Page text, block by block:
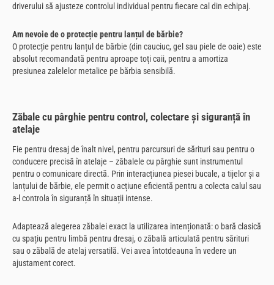
driverului să ajusteze controlul individual pentru fiecare cal din echipaj.
Am nevoie de o protecție pentru lanțul de bărbie?
O protecție pentru lanțul de bărbie (din cauciuc, gel sau piele de oaie) este
absolut recomandată pentru aproape toți caii, pentru a amortiza
presiunea zalelelor metalice pe bărbia sensibilă.
Zăbale cu pârghie pentru control, colectare și siguranță în
atelaje
Fie pentru dresaj de înalt nivel, pentru parcursuri de sărituri sau pentru o
conducere precisă în atelaje – zăbalele cu pârghie sunt instrumentul
pentru o comunicare directă. Prin interacțiunea piesei bucale, a tijelor și a
lanțului de bărbie, ele permit o acțiune eficientă pentru a colecta calul sau
a-l controla în siguranță în situații intense.
Adaptează alegerea zăbalei exact la utilizarea intenționată: o bară clasică
cu spațiu pentru limbă pentru dresaj, o zăbală articulată pentru sărituri
sau o zăbală de atelaj versatilă. Vei avea întotdeauna în vedere un
ajustament corect.